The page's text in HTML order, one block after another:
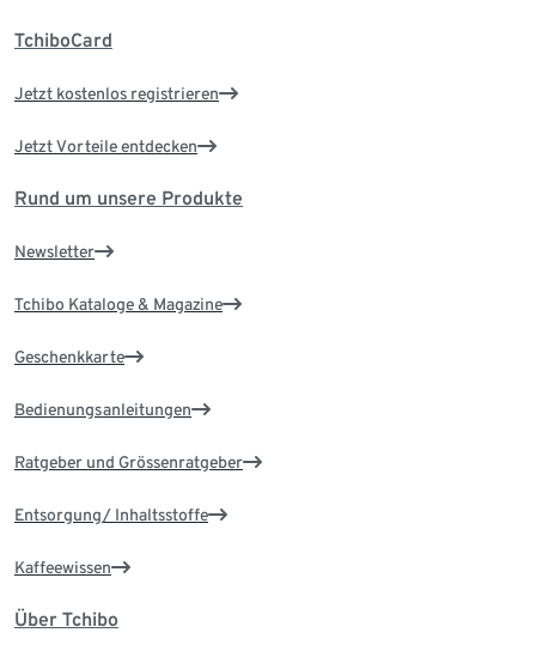
TchiboCard
Jetzt kostenlos registrieren
Jetzt Vorteile entdecken
Rund um unsere Produkte
Newsletter
Tchibo Kataloge & Magazine
Geschenkkarte
Bedienungsanleitungen
Ratgeber und Grössenratgeber
Entsorgung/ Inhaltsstoffe
Kaffeewissen
Über Tchibo